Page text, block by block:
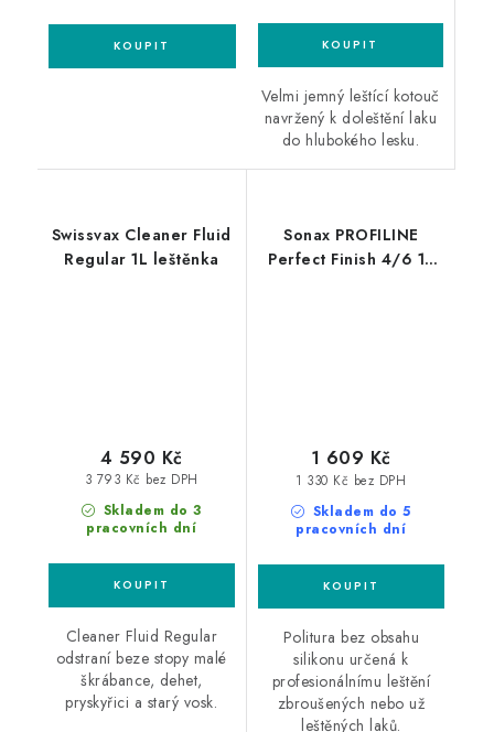
Velmi jemný leštící kotouč
navržený k doleštění laku
do hlubokého lesku.
Swissvax Cleaner Fluid
Regular 1L leštěnka
Skladem do 3
pracovních dní
3 793 Kč bez DPH
4 590 Kč
Cleaner Fluid Regular
odstraní beze stopy malé
škrábance, dehet,
pryskyřici a starý vosk.
Sonax PROFILINE
Perfect Finish 4/6 1L
Skladem do 5
pracovních dní
1 330 Kč bez DPH
1 609 Kč
Politura bez obsahu
silikonu určená k
profesionálnímu leštění
zbroušených nebo už
leštěných laků.